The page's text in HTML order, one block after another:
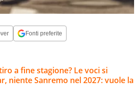
Fonti preferite
a fine stagione? Le voci si
niente Sanremo nel 2027: vuole la